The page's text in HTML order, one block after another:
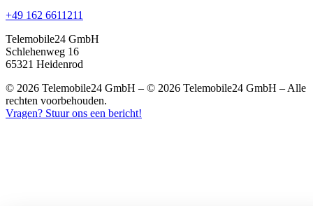
+49 162 6611211
Telemobile24 GmbH
Schlehenweg 16
65321 Heidenrod
© 2026 Telemobile24 GmbH – © 2026 Telemobile24 GmbH – Alle
rechten voorbehouden.
Vragen? Stuur ons een bericht!